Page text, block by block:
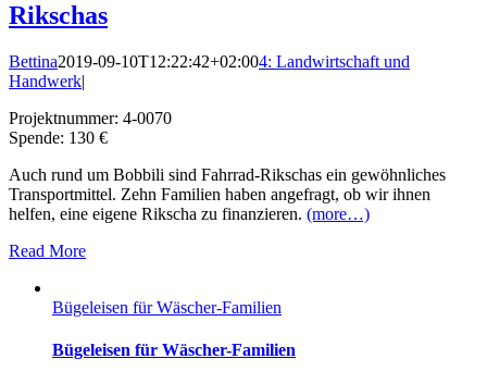
Rikschas
Bettina2019-09-10T12:22:42+02:004: Landwirtschaft und
Handwerk|
Projektnummer: 4-0070
Spende: 130 €
Auch rund um Bobbili sind Fahrrad-Rikschas ein gewöhnliches
Transportmittel. Zehn Familien haben angefragt, ob wir ihnen
helfen, eine eigene Rikscha zu finanzieren. (more…)
Read More
Bügeleisen für Wäscher-Familien
Bügeleisen für Wäscher-Familien